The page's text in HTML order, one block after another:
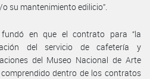
su mantenimiento edilicio”.
en que el contrato para “la
del servicio de cafetería y
del Museo Nacional de Arte
dentro de los contratos